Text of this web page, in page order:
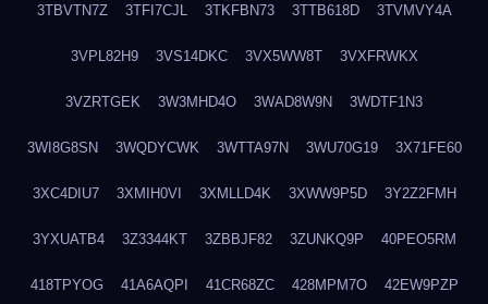
3TBVTN7Z 3TFI7CJL 3TKFBN73 3TTB618D 3TVMVY4A
3VPL82H9 3VS14DKC 3VX5WW8T 3VXFRWKX
3VZRTGEK 3W3MHD4O 3WAD8W9N 3WDTF1N3
3WI8G8SN 3WQDYCWK 3WTTA97N 3WU70G19 3X71FE60
3XC4DIU7 3XMIH0VI 3XMLLD4K 3XWW9P5D 3Y2Z2FMH
3YXUATB4 3Z3344KT 3ZBBJF82 3ZUNKQ9P 40PEO5RM
418TPYOG 41A6AQPI 41CR68ZC 428MPM7O 42EW9PZP